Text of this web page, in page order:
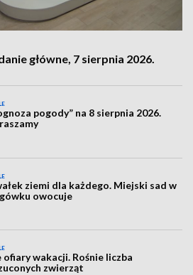
główne, 7 sierpnia 2026.
pogody” na 8 sierpnia 2026.
ziemi dla każdego. Miejski sad w
owocuje
ofiary wakacji. Rośnie liczba
zwierząt